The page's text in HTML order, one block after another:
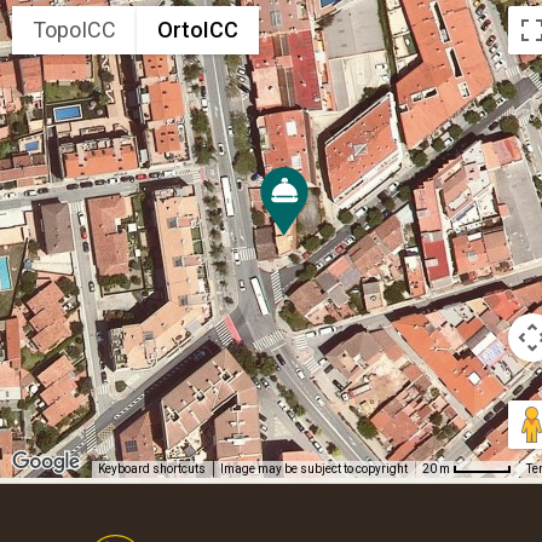
TopoICC OrtoICC
Keyboard shortcuts Image may be subject to copyright 20 m